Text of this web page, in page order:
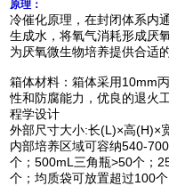
原理：
冷催化原理，在封闭体系内
生成水，将氧气消耗形成厌
为厌氧微生物培养提供合适
箱体材料：箱体采用 10mm
性和防腐能力，优良的退火
程学设计
外部尺寸大小:长(L)×高(H)×
内部培养区域可容纳540-700
个；500mL 三角瓶>50个；
个；均质袋可放置超过100个